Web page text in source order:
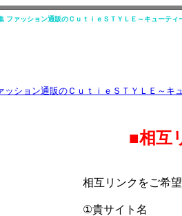
ファッション通販のＣｕｔｉｅＳＴＹＬＥ～キューティ
ッション通販のＣｕｔｉｅＳＴＹＬＥ～キ
■相互
相互リンクをご希
①貴サイト名